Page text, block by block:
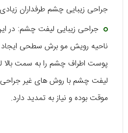
جراحی زیبایی چشم طرفداران
جراحی زیبایی لیفت چشم: در
ناحیه رویش مو برش سطحی
پوست اطراف چشم را به سمت
لیفت چشم با روش های غیر جراحی
موقت بوده و نیاز به تمدید دارد.